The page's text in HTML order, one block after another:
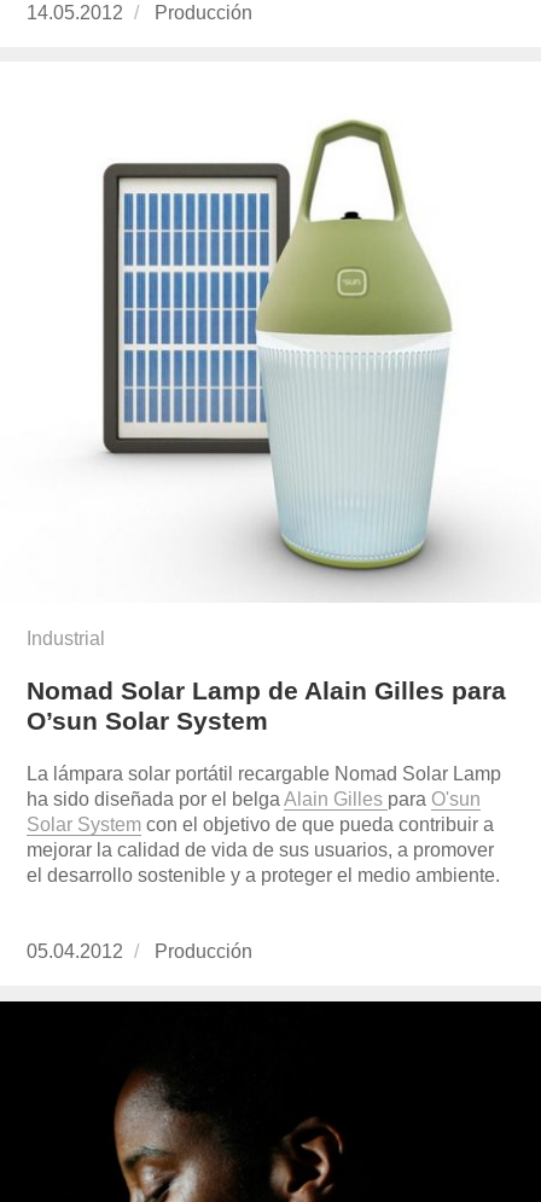
Publicado
14.05.2012 https://www.experimenta.es/author/
Producción
Industrial
Nomad Solar Lamp de Alain Gilles para
O’sun Solar System
La lámpara solar portátil recargable Nomad Solar Lamp
ha sido diseñada por el belgaAlain Gilles para O'sun
Solar System con el objetivo de que pueda contribuir a
mejorar la calidad de vida de sus usuarios, a promover
el desarrollo sostenible y a proteger el medio ambiente.
Publicado
05.04.2012 https://www.experimenta.es/author/
Producción